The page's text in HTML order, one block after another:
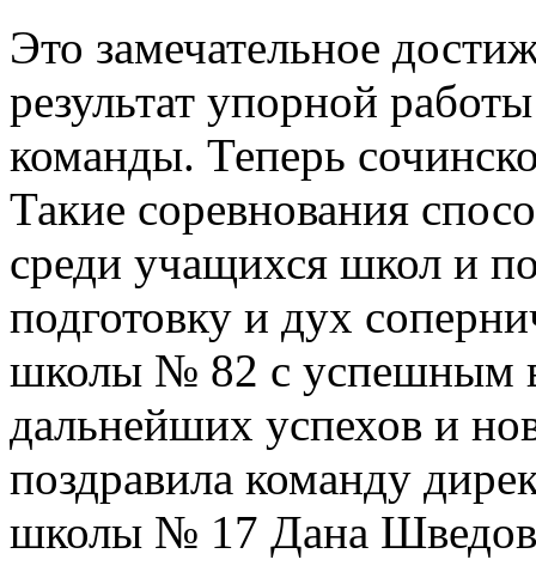
Это замечательное
результат упорной
команды. Теперь
Такие соревнования
среди учащихся школ и
подготовку и дух
школы № 82 с успешным
дальнейших успехов и
поздравила команду
школы № 17 Дана